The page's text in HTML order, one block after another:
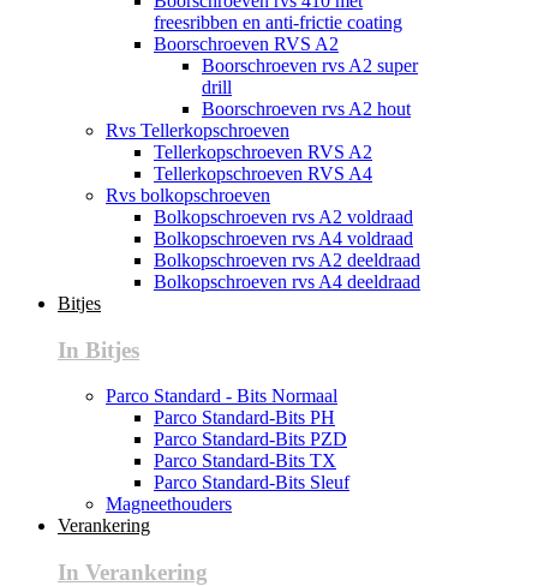
freesribben en anti-frictie coating
Boorschroeven RVS A2
Boorschroeven rvs A2 super
drill
Boorschroeven rvs A2 hout
Rvs Tellerkopschroeven
Tellerkopschroeven RVS A2
Tellerkopschroeven RVS A4
Rvs bolkopschroeven
Bolkopschroeven rvs A2 voldraad
Bolkopschroeven rvs A4 voldraad
Bolkopschroeven rvs A2 deeldraad
Bolkopschroeven rvs A4 deeldraad
Bitjes
In Bitjes
Parco Standard - Bits Normaal
Parco Standard-Bits PH
Parco Standard-Bits PZD
Parco Standard-Bits TX
Parco Standard-Bits Sleuf
Magneethouders
Verankering
In Verankering